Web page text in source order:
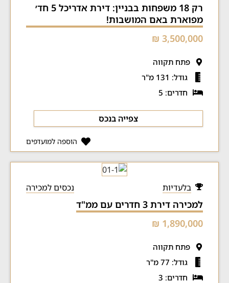
רק 18 משפחות בבניין: דירת אדריכל 5 חד׳
מפוארת באם המושבות!
3,500,000 ₪
פתח תקווה
גודל: 131 מ"ר
חדרים: 5
צפייה בנכס
הוספה למועדפים
בלעדיות נכסים למכירה
למכירה דירת 3 חדרים עם ממ"ד
1,890,000 ₪
פתח תקווה
גודל: 77 מ"ר
חדרים: 3